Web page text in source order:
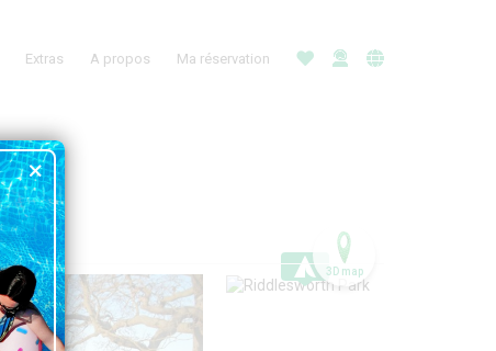
Extras A propos Ma réservation
3D map